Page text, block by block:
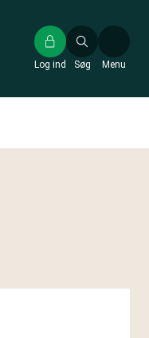
Søg
Log ind Menu